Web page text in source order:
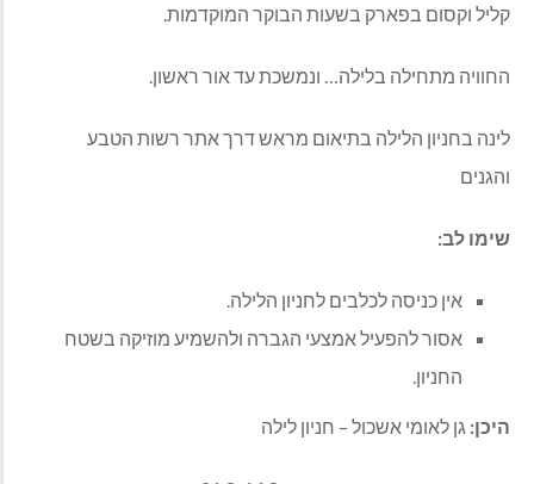
קליל וקסום בפארק בשעות הבוקר המוקדמות.
החוויה מתחילה בלילה… ונמשכת עד אור ראשון.
לינה בחניון הלילה בתיאום מראש דרך אתר רשות הטבע
והגנים
שימו לב:
אין כניסה לכלבים לחניון הלילה.
אסור להפעיל אמצעי הגברה ולהשמיע מוזיקה בשטח
החניון.
היכן: גן לאומי אשכול – חניון לילה